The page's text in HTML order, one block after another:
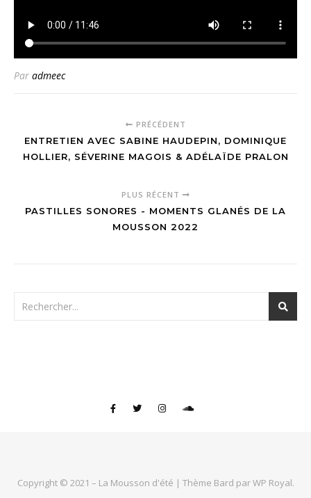
Par admeec
PRÉCÉDENT
ENTRETIEN AVEC SABINE HAUDEPIN, DOMINIQUE
HOLLIER, SÉVERINE MAGOIS & ADÉLAÏDE PRALON
PLUS RÉCENT
PASTILLES SONORES - MOMENTS GLANÉS DE LA
MOUSSON 2022
Copyright © 2021 – La Mousson d'été | Thème Bard parWP Royal.